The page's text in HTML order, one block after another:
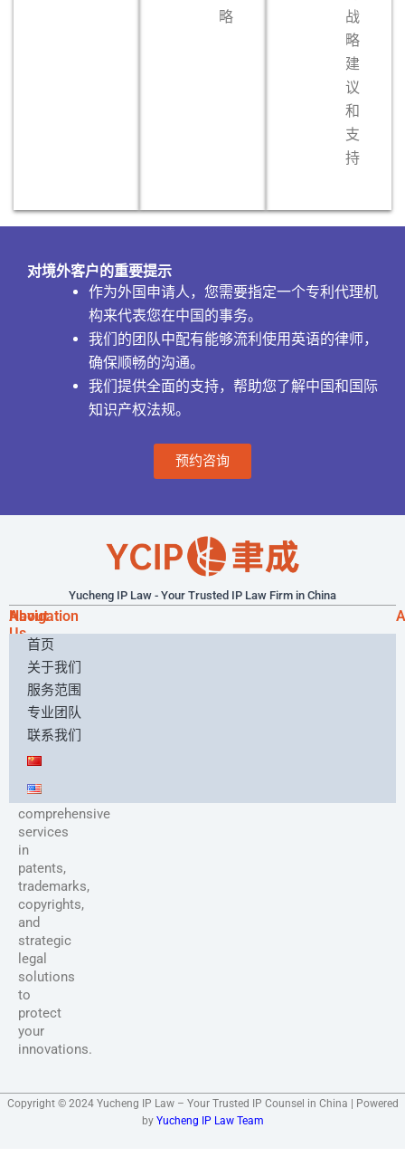
略
战
略
建
议
和
支
持
对境外客户的重要提示
作为外国申请人，您需要指定一个专利代理机
构来代表您在中国的事务。
我们的团队中配有能够流利使用英语的律师，
确保顺畅的沟通。
我们提供全面的支持，帮助您了解中国和国际
知识产权法规。
预约咨询
Yucheng IP Law - Your Trusted IP Law Firm in China
About
Us
We
are
leading
intellectual
property
law
offering
comprehensive
services
in
patents,
trademarks,
copyrights,
and
strategic
legal
solutions
to
protect
your
innovations.
Navigation
首页
关于我们
服务范围
专业团队
联系我们
Copyright © 2024 Yucheng IP Law – Your Trusted IP Counsel in China | Powered
by Yucheng IP Law Team